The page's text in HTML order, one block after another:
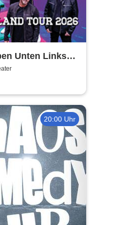
Unten Links
20:00 Uhr